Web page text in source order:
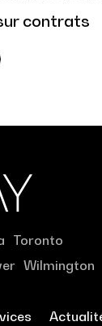
contrats
Toronto
Wilmington